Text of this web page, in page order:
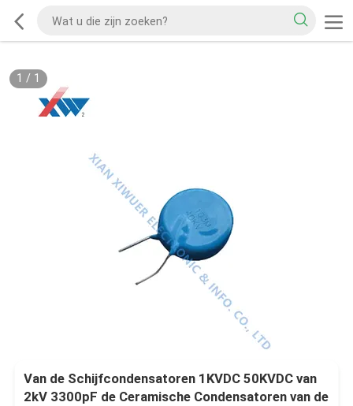
1 / 1
Van de Schijfcondensatoren 1KVDC 50KVDC van
2kV 3300pF de Ceramische Condensatoren van de